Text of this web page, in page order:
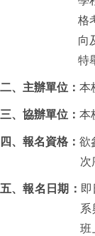
格
向
特
二、主辦單位： 本
三、協辦單位： 本
四、報名資格： 欲
次
五、報名日期：
系
班